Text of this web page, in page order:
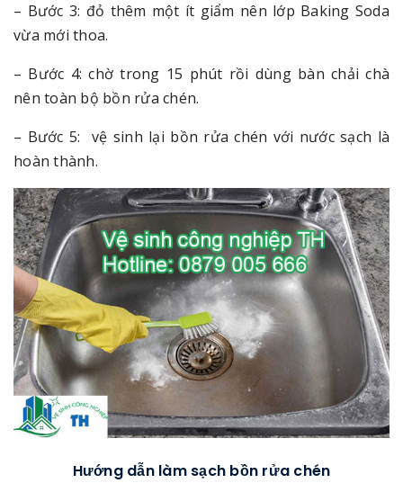
– Bước 3: đỏ thêm một ít giẩm nên lớp Baking Soda
vừa mới thoa.
– Bước 4: chờ trong 15 phút rồi dùng bàn chải chà
nên toàn bộ bồn rửa chén.
– Bước 5: vệ sinh lại bồn rửa chén với nước sạch là
hoàn thành.
Hướng dẫn làm sạch bồn rửa chén